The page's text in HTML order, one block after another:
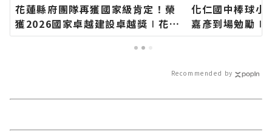
花蓮縣府團隊再獲國家級肯定！榮
獲2026國家卓越建設卓越獎∣花蓮
新聞網官方網站各類新聞－最快速
的今日新聞報導 最新的在地資訊！
化仁國中棒球小
嘉彥到場勉勵∣
站各類新聞－最
Recommended by